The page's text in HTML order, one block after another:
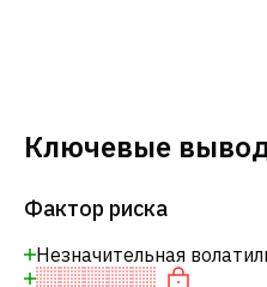
Ключевые
Фактор риска
Незначительная